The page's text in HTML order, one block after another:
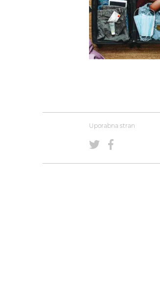
Uporabna stran